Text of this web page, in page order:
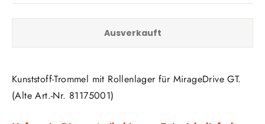
Ausverkauft
Kunststoff-Trommel mit Rollenlager für MirageDrive GT.
(Alte Art.-Nr. 81175001)